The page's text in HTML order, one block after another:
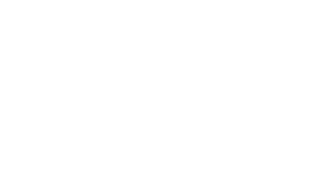
Gobarska